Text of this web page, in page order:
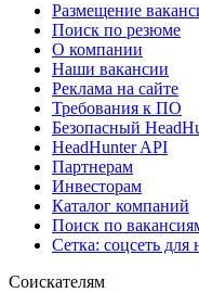
Размещение
Поиск по резюме
О компании
Наши вакансии
Реклама на сайте
Требования к ПО
Безопасный
HeadHunter API
Партнерам
Инвесторам
Каталог компаний
Поиск по
Сетка: соцсеть для
Соискателям